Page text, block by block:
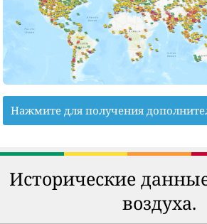
Нажмите для получения
Исторические
воздуха.